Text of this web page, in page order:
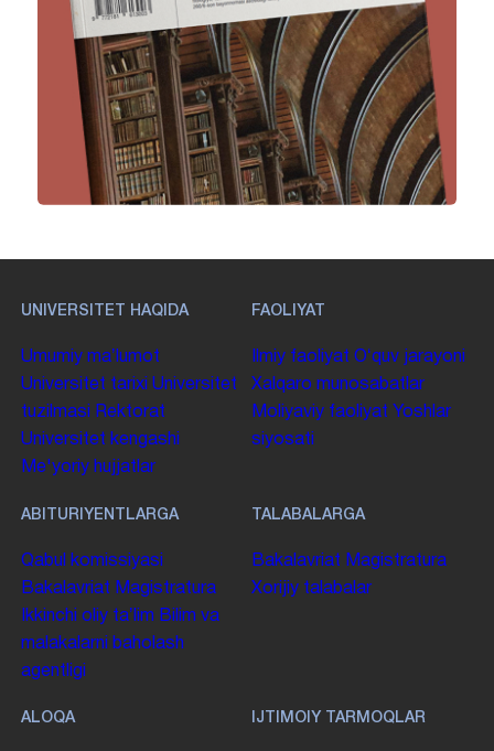
UNIVERSITET HAQIDA
Umumiy maʼlumot
Universitet tarixi Universitet
tuzilmasi
Rektorat
Universitet kengashi
Me'yoriy hujjatlar
FAOLIYAT
Ilmiy faoliyat Oʻquv jarayoni
Xalqaro munosabatlar
Moliyaviy faoliyat Yoshlar
siyosati
ABITURIYENTLARGA
Qabul komissiyasi
Bakalavriat Magistratura
Ikkinchi oliy taʼlim Bilim va
malakalarni baholash
agentligi
TALABALARGA
Bakalavriat Magistratura
Xorijiy talabalar
ALOQA IJTIMOIY TARMOQLAR